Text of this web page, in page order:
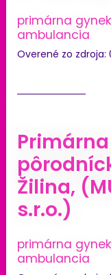
primárna
ambulancia
Overené zo zdroja:
Žilina,
s.r.o.)
primárna
ambulancia